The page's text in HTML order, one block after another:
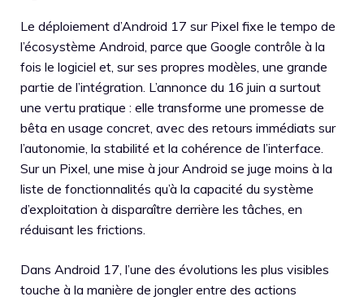
Le déploiement d’Android 17 sur Pixel fixe le tempo de
l’écosystème Android, parce que Google contrôle à la
fois le logiciel et, sur ses propres modèles, une grande
partie de l’intégration. L’annonce du 16 juin a surtout
une vertu pratique : elle transforme une promesse de
bêta en usage concret, avec des retours immédiats sur
l’autonomie, la stabilité et la cohérence de l’interface.
Sur un Pixel, une mise à jour Android se juge moins à la
liste de fonctionnalités qu’à la capacité du système
d’exploitation à disparaître derrière les tâches, en
réduisant les frictions.
Dans Android 17, l’une des évolutions les plus visibles
touche à la manière de jongler entre des actions